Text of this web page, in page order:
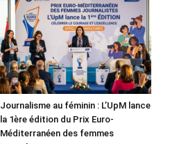
Journalisme au féminin : L’UpM lance
la 1ère édition du Prix Euro-
Méditerranéen des femmes